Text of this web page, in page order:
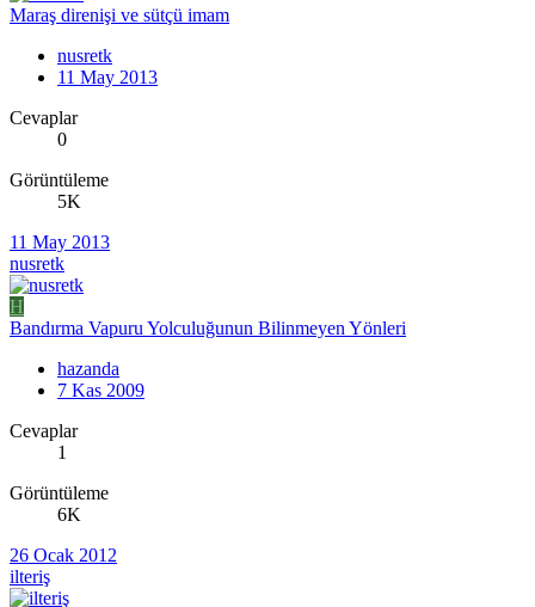
Maraş direnişi ve sütçü imam
nusretk
11 May 2013
Cevaplar
0
Görüntüleme
5K
11 May 2013
nusretk
H
Bandırma Vapuru Yolculuğunun Bilinmeyen Yönleri
hazanda
7 Kas 2009
Cevaplar
1
Görüntüleme
6K
26 Ocak 2012
ilteriş